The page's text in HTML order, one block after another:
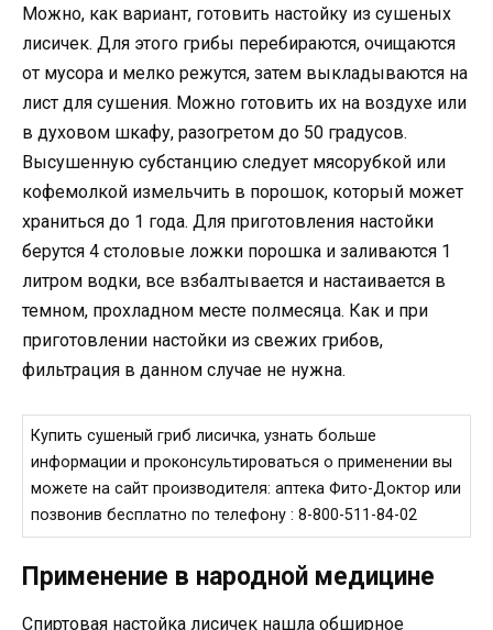
Можно, как вариант, готовить настойку из сушеных
лисичек. Для этого грибы перебираются, очищаются
от мусора и мелко режутся, затем выкладываются на
лист для сушения. Можно готовить их на воздухе или
в духовом шкафу, разогретом до 50 градусов.
Высушенную субстанцию следует мясорубкой или
кофемолкой измельчить в порошок, который может
храниться до 1 года. Для приготовления настойки
берутся 4 столовые ложки порошка и заливаются 1
литром водки, все взбалтывается и настаивается в
темном, прохладном месте полмесяца. Как и при
приготовлении настойки из свежих грибов,
фильтрация в данном случае не нужна.
Купить сушеный гриб лисичка, узнать больше
информации и проконсультироваться о применении вы
можете на сайт производителя: аптека Фито-Доктор или
позвонив бесплатно по телефону : 8-800-511-84-02
Применение в народной медицине
Спиртовая настойка лисичек нашла обширное